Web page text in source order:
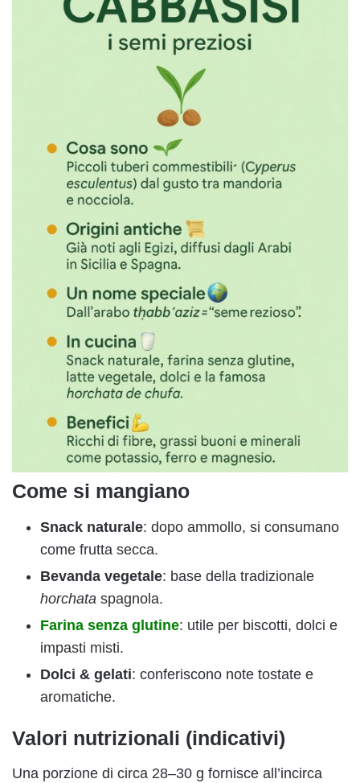
Come si mangiano
Snack naturale: dopo ammollo, si consumano
come frutta secca.
Bevanda vegetale: base della tradizionale
horchata spagnola.
Farina senza glutine: utile per biscotti, dolci e
impasti misti.
Dolci & gelati: conferiscono note tostate e
aromatiche.
Valori nutrizionali (indicativi)
Una porzione di circa 28–30 g fornisce all’incirca